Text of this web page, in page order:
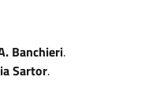
Banchieri.
Sartor.